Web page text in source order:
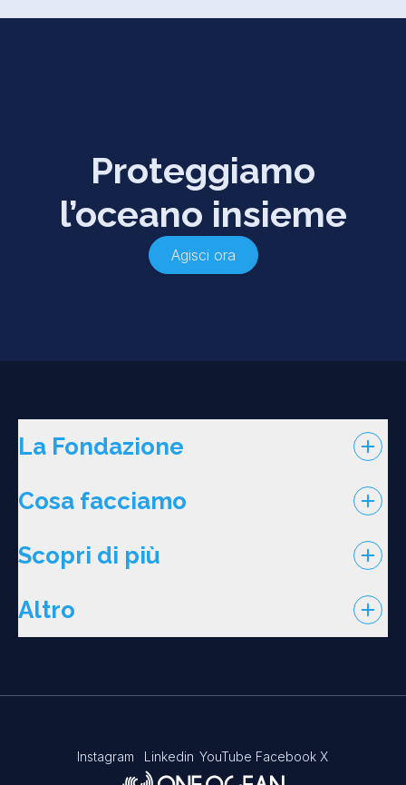
Proteggiamo
l’oceano insieme
Agisci ora
La Fondazione
Cosa facciamo
Scopri di più
Altro
Instagram Linkedin YouTube Facebook X